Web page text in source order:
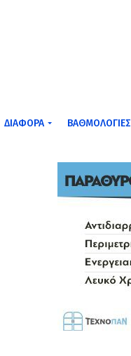
ΔΙΆΦΟΡΑ ΒΑΘΜΟΛΟΓΊΕΣ